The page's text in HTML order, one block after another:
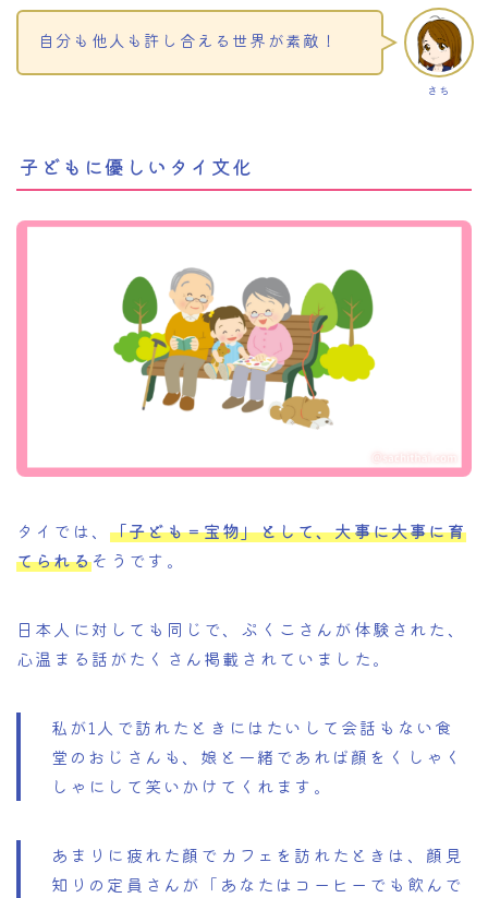
さち
自分も他人も許し合える世界が素敵！
子どもに優しいタイ文化
タイでは、 「子ども＝宝物」として、大事に大事に育
てられるそうです。
日本人に対しても同じで、ぷくこさんが体験された、
心温まる話がたくさん掲載されていました。
私が1人で訪れたときにはたいして会話もない食
堂のおじさんも、娘と一緒であれば顔をくしゃく
しゃにして笑いかけてくれます。
あまりに疲れた顔でカフェを訪れたときは、顔見
知りの定員さんが「あなたはコーヒーでも飲んで